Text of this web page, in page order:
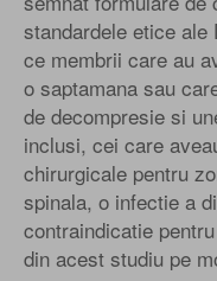
standardele etice
ce membrii care au
o saptamana sau
de decompresie si
inclusi, cei care
chirurgicale pentru
spinala, o infectie a
contraindicatie
din acest studiu pe